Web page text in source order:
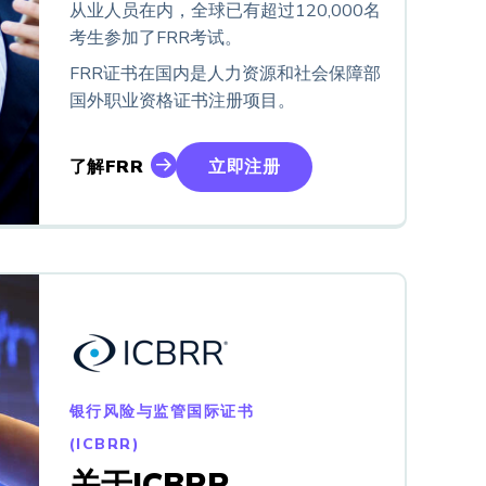
从业人员在内，全球已有超过120,000名
考生参加了FRR考试。
FRR证书在国内是人力资源和社会保障部
国外职业资格证书注册项目。
了解FRR 立即注册
银行风险与监管国际证书
(ICBRR)